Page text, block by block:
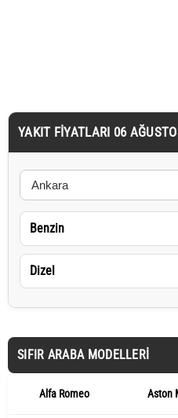
YAKIT FIYATLARI 06
Benzin
Dizel
SIFIR ARABA MODELLERI
Alfa Romeo Aston